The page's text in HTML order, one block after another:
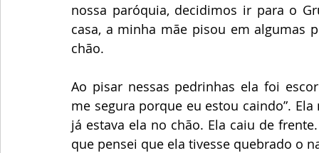
nossa paróquia, decidimos ir para o
casa, a minha mãe pisou em algumas
chão.
Ao pisar nessas pedrinhas ela foi
me segura porque eu estou caindo”.
já estava ela no chão. Ela caiu de
que pensei que ela tivesse quebrado o